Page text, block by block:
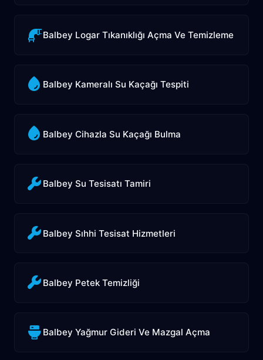
Balbey Logar Tıkanıklığı Açma Ve Temizleme
Balbey Kameralı Su Kaçağı Tespiti
Balbey Cihazla Su Kaçağı Bulma
Balbey Su Tesisatı Tamiri
Balbey Sıhhi Tesisat Hizmetleri
Balbey Petek Temizliği
Balbey Yağmur Gideri Ve Mazgal Açma